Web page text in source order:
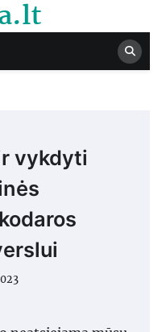
vykdyti